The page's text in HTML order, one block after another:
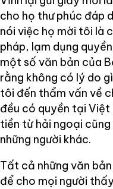
cho họ thư phúc đáp
nói việc họ mời tôi là
pháp, lạm dụng
một số văn bản của
rằng không có lý do
tôi đến thẩm vấn về
đều có quyền tại Việt
tiền từ hải ngoại
những người khác.
Tất cả những văn
để cho mọi người